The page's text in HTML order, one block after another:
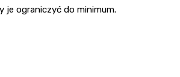
je ograniczyć do minimum.